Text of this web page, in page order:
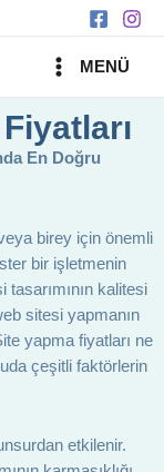
MAIN
MENÜ
En Doğru
birey için önemli
bir işletmenin
kalitesi
sitesi yapmanın
yapma fiyatları ne
çeşitli faktörlerin
etkilenir.
Ara